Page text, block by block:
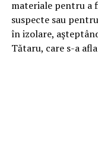
materiale pentru a
suspecte sau
în izolare,
Tătaru, care s-a